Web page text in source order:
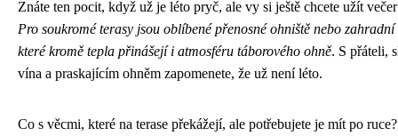
Znáte ten pocit, když už je léto pryč, ale vy si ještě chcete užít
Pro soukromé terasy jsou oblíbené přenosné ohniště nebo zahradní
které kromě tepla přinášejí i atmosféru táborového ohně. S přáteli,
vína a praskajícím ohněm zapomenete, že už není léto.
Co s věcmi, které na terase překážejí, ale potřebujete je mít po ruce?